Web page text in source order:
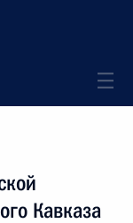
Кавказа